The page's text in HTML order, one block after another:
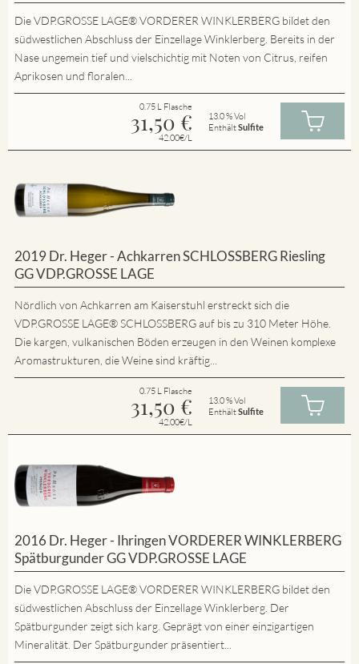
Die VDP.GROSSE LAGE® VORDERER WINKLERBERG bildet den
südwestlichen Abschluss der Einzellage Winklerberg. Bereits in der
Nase ungemein tief und vielschichtig mit Noten von Citrus, reifen
Aprikosen und floralen...
0.75 L Flasche
31,50 €
42.00€/L
13.0 % Vol
EnthältSulfite
2019 Dr. Heger - Achkarren SCHLOSSBERG Riesling
GG VDP.GROSSE LAGE
Nördlich von Achkarren am Kaiserstuhl erstreckt sich die
VDP.GROSSE LAGE® SCHLOSSBERG auf bis zu 310 Meter Höhe.
Die kargen, vulkanischen Böden erzeugen in den Weinen komplexe
Aromastrukturen, die Weine sind kräftig...
0.75 L Flasche
31,50 €
42.00€/L
13.0 % Vol
EnthältSulfite
2016 Dr. Heger - Ihringen VORDERER WINKLERBERG
Spätburgunder GG VDP.GROSSE LAGE
Die VDP.GROSSE LAGE® VORDERER WINKLERBERG bildet den
südwestlichen Abschluss der Einzellage Winklerberg. Der
Spätburgunder zeigt sich karg. Geprägt von einer einzigartigen
Mineralität. Der Spätburgunder präsentiert...